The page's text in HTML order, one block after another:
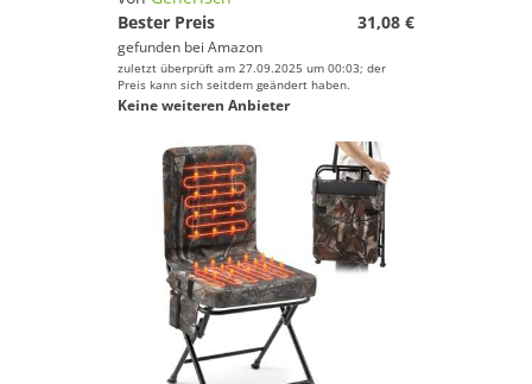
Bester Preis
31,08 €
gefunden bei Amazon
zuletzt überprüft am 27.09.2025 um 00:03; der
Preis kann sich seitdem geändert haben.
Keine weiteren Anbieter